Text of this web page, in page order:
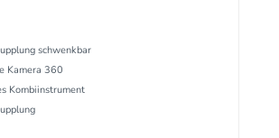
schwenkbar
Kamera 360
Kombiinstrument